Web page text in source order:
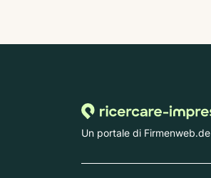
Un portale di Firmenweb.de